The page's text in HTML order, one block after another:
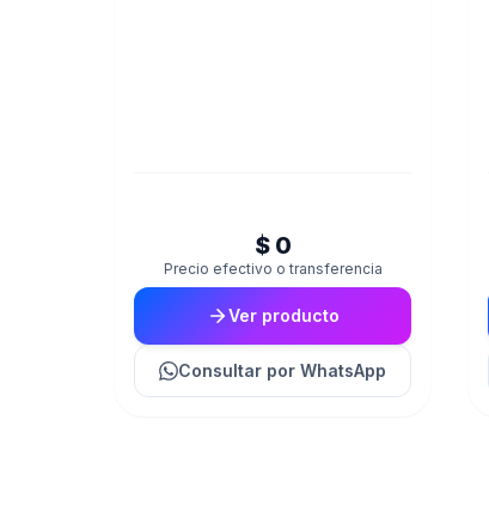
$ 0
Precio efectivo o transferencia
Ver producto
Consultar por WhatsApp